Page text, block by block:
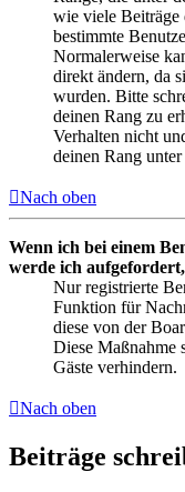
wie viele Beiträge
bestimmte
Normalerweise
direkt ändern, da
wurden. Bitte
deinen Rang zu
Verhalten nicht
deinen Rang
Nach oben
Wenn ich bei einem
werde ich
Nur registrierte
Funktion für
diese von der
Diese Maßnahme
Gäste verhindern.
Nach oben
Beiträge